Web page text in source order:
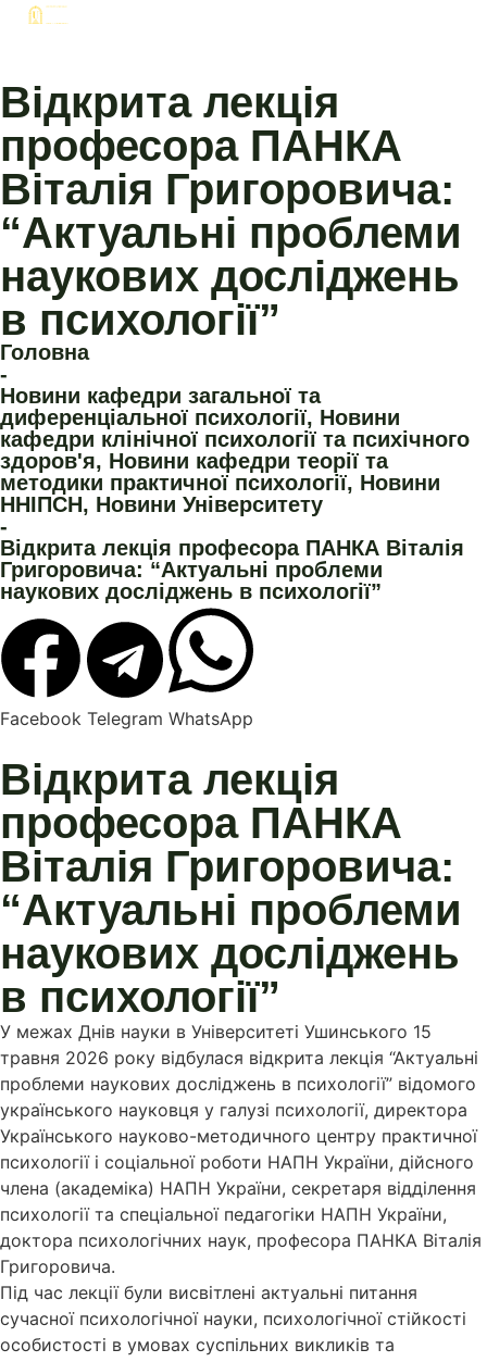
Відкрита лекція
професора ПАНКА
Віталія Григоровича:
“Актуальні проблеми
наукових досліджень
в психології”
Головна
-
Новини кафедри загальної та
диференціальної психології, Новини
кафедри клінічної психології та психічного
здоров'я, Новини кафедри теорії та
методики практичної психології, Новини
ННІПСН, Новини Університету
-
Відкрита лекція професора ПАНКА Віталія
Григоровича: “Актуальні проблеми
наукових досліджень в психології”
Facebook Telegram WhatsApp
Відкрита лекція
професора ПАНКА
Віталія Григоровича:
“Актуальні проблеми
наукових досліджень
в психології”
У межах Днів науки в Університеті Ушинського 15
травня 2026 року відбулася відкрита лекція “Актуальні
проблеми наукових досліджень в психології” відомого
українського науковця у галузі психології, директора
Українського науково-методичного центру практичної
психології і соціальної роботи НАПН України, дійсного
члена (академіка) НАПН України, секретаря відділення
психології та спеціальної педагогіки НАПН України,
доктора психологічних наук, професора ПАНКА Віталія
Григоровича.
Під час лекції були висвітлені актуальні питання
сучасної психологічної науки, психологічної стійкості
особистості в умовах суспільних викликів та